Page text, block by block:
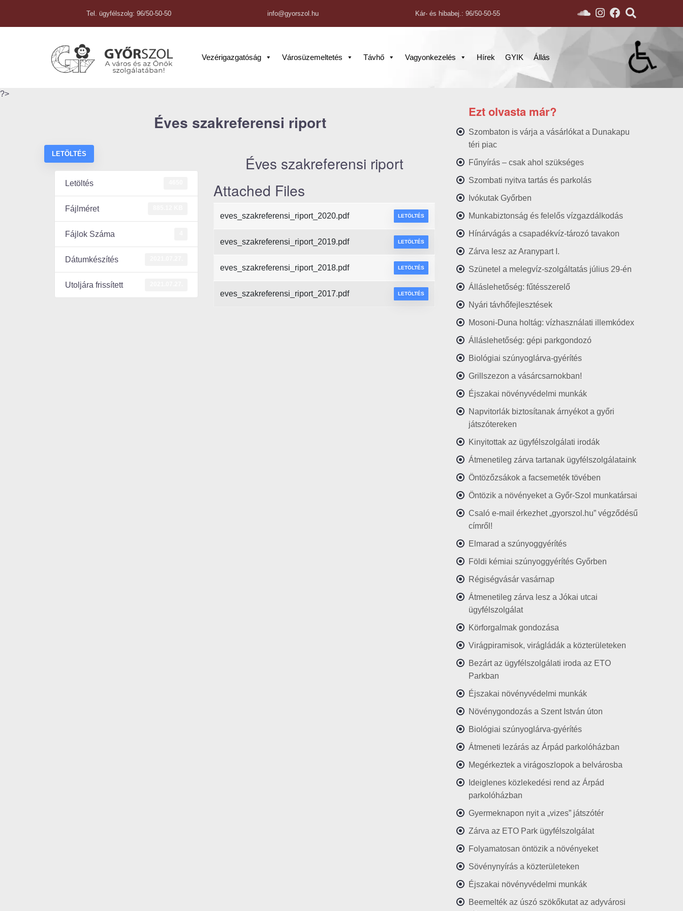
Tel. ügyfélszolg: 96/50-50-50 info@gyorszol.hu Kár- és hibabej.: 96/50-50-55
Vezérigazgatóság Városüzemeltetés Távhő Vagyonkezelés Hírek GYIK Állás
?>
Éves szakreferensi riport
LETÖLTÉS
Letöltés
Fájlméret
Fájlok Száma
Dátumkészítés
Utoljára frissített
Éves szakreferensi riport
Attached Files
eves_szakreferensi_riport_2020.pdf LETÖLTÉS
eves_szakreferensi_riport_2019.pdf LETÖLTÉS
eves_szakreferensi_riport_2018.pdf LETÖLTÉS
eves_szakreferensi_riport_2017.pdf LETÖLTÉS
Ezt olvasta már?
Szombaton is várja a vásárlókat a Dunakapu
téri piac
Fűnyírás – csak ahol szükséges
Szombati nyitva tartás és parkolás
Ivókutak Győrben
Munkabiztonság és felelős vízgazdálkodás
Hínárvágás a csapadékvíz-tározó tavakon
Zárva lesz az Aranypart I.
Szünetel a melegvíz-szolgáltatás július 29-én
Álláslehetőség: fűtésszerelő
Nyári távhőfejlesztések
Mosoni-Duna holtág: vízhasználati illemkódex
Álláslehetőség: gépi parkgondozó
Biológiai szúnyoglárva-gyérítés
Grillszezon a vásárcsarnokban!
Éjszakai növényvédelmi munkák
Napvitorlák biztosítanak árnyékot a győri
játszótereken
Kinyitottak az ügyfélszolgálati irodák
Átmenetileg zárva tartanak ügyfélszolgálataink
Öntözőzsákok a facsemeték tövében
Öntözik a növényeket a Győr-Szol munkatársai
Csaló e-mail érkezhet „gyorszol.hu” végződésű
címről!
Elmarad a szúnyoggyérítés
Földi kémiai szúnyoggyérítés Győrben
Régiségvásár vasárnap
Átmenetileg zárva lesz a Jókai utcai
ügyfélszolgálat
Körforgalmak gondozása
Virágpiramisok, virágládák a közterületeken
Bezárt az ügyfélszolgálati iroda az ETO
Parkban
Éjszakai növényvédelmi munkák
Növénygondozás a Szent István úton
Biológiai szúnyoglárva-gyérítés
Átmeneti lezárás az Árpád parkolóházban
Megérkeztek a virágoszlopok a belvárosba
Ideiglenes közlekedési rend az Árpád
parkolóházban
Gyermeknapon nyit a „vizes” játszótér
Zárva az ETO Park ügyfélszolgálat
Folyamatosan öntözik a növényeket
Sövénynyírás a közterületeken
Éjszakai növényvédelmi munkák
Beemelték az úszó szökőkutat az adyvárosi